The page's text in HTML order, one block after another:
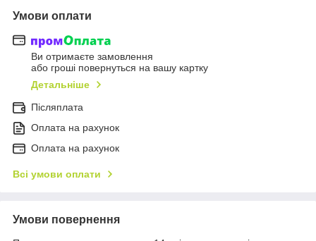
Умови оплати
Ви отримаєте замовлення
або гроші повернуться на вашу картку
Детальніше
Післяплата
Оплата на рахунок
Оплата на рахунок
Всі умови оплати
Умови повернення